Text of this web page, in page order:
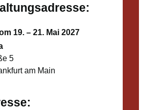
19. – 21. Mai 2027
5
am Main